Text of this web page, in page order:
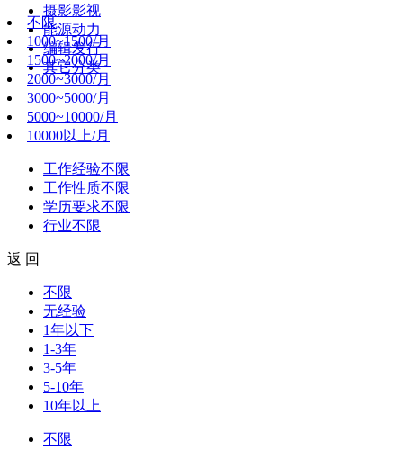
摄影影视
能源动力
编辑发行
其它分类
不限
1000~1500/月
1500~2000/月
2000~3000/月
3000~5000/月
5000~10000/月
10000以上/月
工作经验不限
工作性质不限
学历要求不限
行业不限
返 回
不限
无经验
1年以下
1-3年
3-5年
5-10年
10年以上
不限